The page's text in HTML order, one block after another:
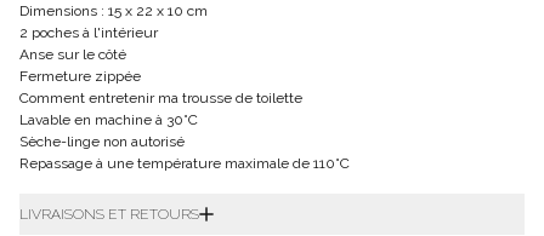
Dimensions : 15 x 22 x 10 cm
2 poches à l'intérieur
Anse sur le côté
Fermeture zippée
Comment entretenir ma trousse de toilette
Lavable en machine à 30°C
Sèche-linge non autorisé
Repassage à une température maximale de 110°C
LIVRAISONS ET RETOURS